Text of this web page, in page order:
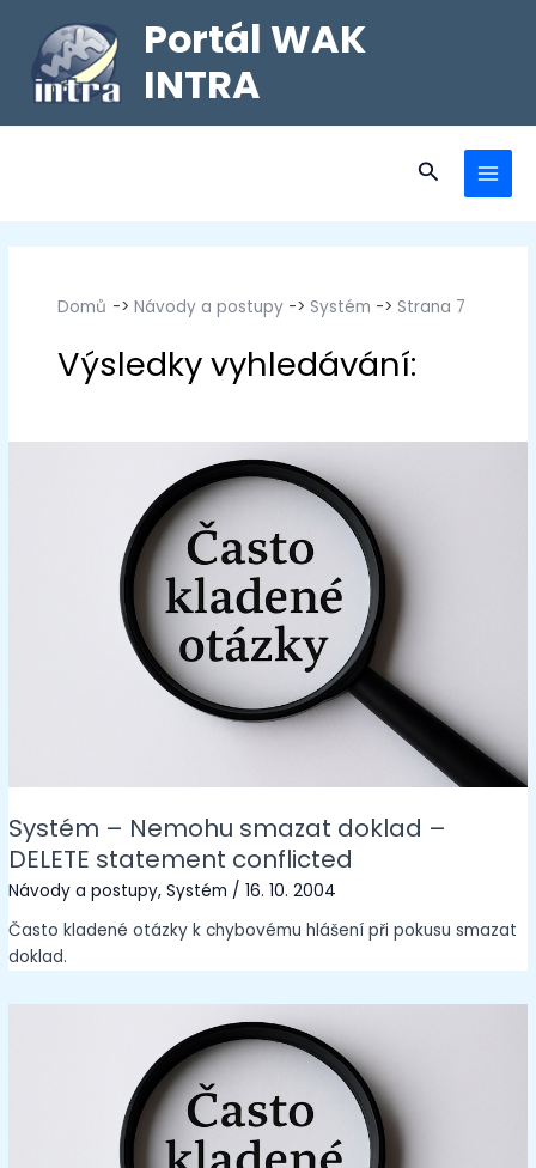
Portál WAK
INTRA
Domů Návody a postupy Systém Strana 7
Systém
Systém – Nemohu smazat doklad –
DELETE statement conflicted
Návody a postupy,Systém /16. 10. 2004
Často kladené otázky k chybovému hlášení při pokusu smazat
doklad.